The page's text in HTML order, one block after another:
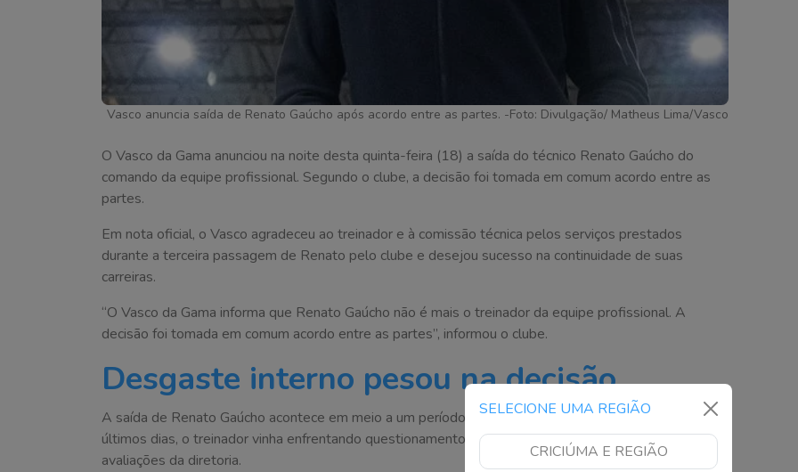
SELECIONE UMA REGIÃO
CRICIÚMA E REGIÃO
Vasco anuncia saída de Renato Gaúcho após acordo entre as partes. -Foto: Divulgação/ Matheus Lima/Vasco
O Vasco da Gama anunciou na noite desta quinta-feira (18) a saída do técnico Renato Gaúcho do
comando da equipe profissional. Segundo o clube, a decisão foi tomada em comum acordo entre as
partes.
Em nota oficial, o Vasco agradeceu ao treinador e à comissão técnica pelos serviços prestados
durante a terceira passagem de Renato pelo clube e desejou sucesso na continuidade de suas
carreiras.
“O Vasco da Gama informa que Renato Gaúcho não é mais o treinador da equipe profissional. A
decisão foi tomada em comum acordo entre as partes”, informou o clube.
Desgaste interno pesou na decisão
A saída de Renato Gaúcho acontece em meio a um período de instabilidade nos bastidores. Nos
últimos dias, o treinador vinha enfrentando questionamentos internos e seu trabalho já era alvo de
avaliações da diretoria.